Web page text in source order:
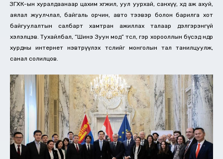
ЗГХК-ын хуралдаанаар цахим хөгжил, уул уурхай, санхүү, хөдөө аж ахуй,
аялал жуулчлал, байгаль орчин, авто тээвэр болон барилга хот
байгуулалтын салбарт хамтран ажиллах талаар дэлгэрэнгүй
хэлэлцэв. Тухайлбал, “Шинэ Зуун мод” төсөл, гэр хорооллын бүсэд өндөр
хурдны интернет нэвтрүүлэх төслийг монголын тал танилцуулж,
санал солилцов.